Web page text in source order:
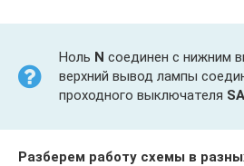
Ноль N соединен с нижним
верхний вывод лампы
проходного выключателя
Разберем работу схемы в